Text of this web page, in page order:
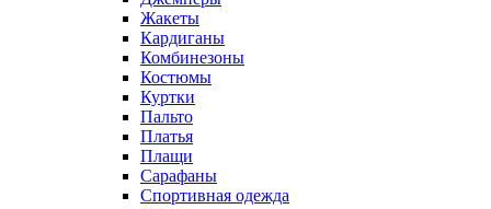
Жакеты
Кардиганы
Комбинезоны
Костюмы
Куртки
Пальто
Платья
Плащи
Сарафаны
Спортивная одежда